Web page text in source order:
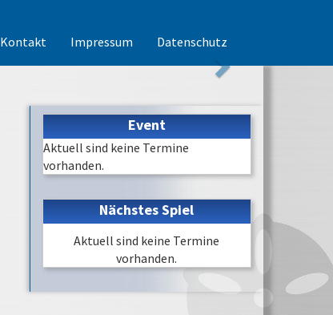
Kontakt Impressum Datenschutz
Event
Aktuell sind keine Termine
vorhanden.
Nächstes Spiel
Aktuell sind keine Termine
vorhanden.